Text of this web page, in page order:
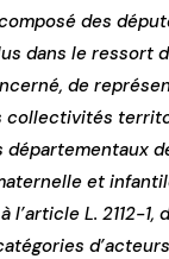
des
dans le ressort
de
collectivités
départementaux
et
l’article L. 2112-1,